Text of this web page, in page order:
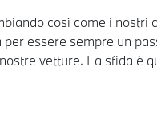
così come i
essere sempre un
vetture. La sfida è